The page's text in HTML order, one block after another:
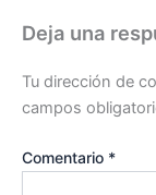
Deja una
Tu dirección de
campos
Comentario *